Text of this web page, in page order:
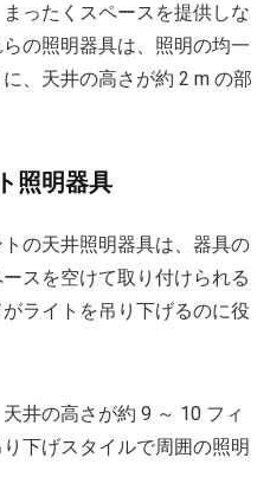
ったくスペースを提供しな
の照明器具は、照明の均一
、天井の高さが約 2 m の部
照明器具
の天井照明器具は、器具の
スを空けて取り付けられる
ライトを吊り下げるのに役
井の高さが約 9 ～ 10 フィ
下げスタイルで周囲の照明